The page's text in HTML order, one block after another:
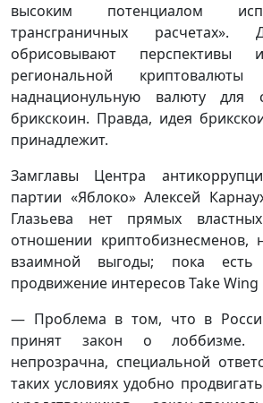
высоким потенциалом
трансграничных расчетах».
обрисовывают перспективы
региональной
наднационульную валюту
брикскоин. Правда, идея
принадлежит.
Замглавы Центра
партии «Яблоко» Алексей
Глазьева нет прямых
отношении криптобизнесменов,
взаимной выгоды; пока есть
продвижение интересов Take Wing
— Проблема в том, что в
принят закон о лоббизме.
непрозрачна, специальной
таких условиях удобно